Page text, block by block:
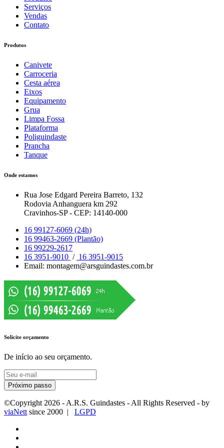
Serviços
Vendas
Contato
Produtos
Canivete
Carroceria
Cesta aérea
Eixos
Equipamento
Grua
Limpa Fossa
Plataforma
Poliguindaste
Prancha
Tanque
Onde estamos
Rua Jose Edgard Pereira Barreto, 132
Rodovia Anhanguera km 292
Cravinhos-SP - CEP: 14140-000
16 99127-6069 (24h)
16 99463-2669 (Plantão)
16 99229-2617
16 3951-9010 / 16 3951-9015
Email: montagem@arsguindastes.com.br
Solicite orçamento
De início ao seu orçamento.
Próximo passo
©Copyright 2026 - A.R.S. Guindastes - All Rights Reserved - by
viaNett since 2000 | LGPD